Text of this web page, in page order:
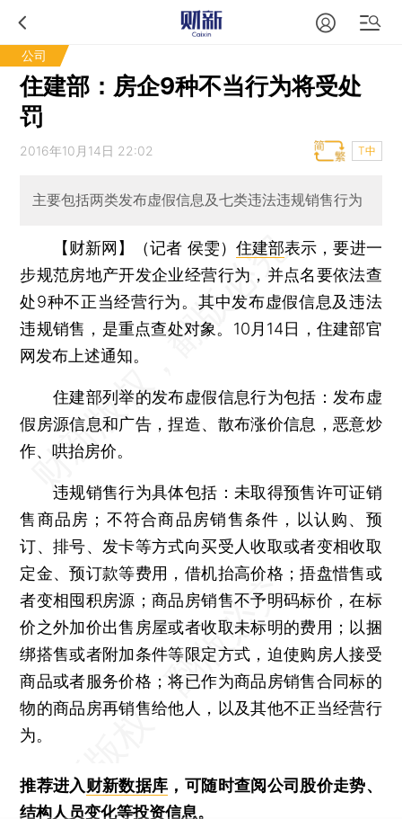
公司
住建部：房企9种不当行为将受处
罚
2016年10月14日 22:02 T中
主要包括两类发布虚假信息及七类违法违规销售行为
【财新网】（记者 侯雯） 住建部表示，要进一
步规范房地产开发企业经营行为，并点名要依法查
处9种不正当经营行为。其中发布虚假信息及违法
违规销售，是重点查处对象。10月14日，住建部官
网发布上述通知。
住建部列举的发布虚假信息行为包括：发布虚
假房源信息和广告，捏造、散布涨价信息，恶意炒
作、哄抬房价。
违规销售行为具体包括：未取得预售许可证销
售商品房；不符合商品房销售条件，以认购、预
订、排号、发卡等方式向买受人收取或者变相收取
定金、预订款等费用，借机抬高价格；捂盘惜售或
者变相囤积房源；商品房销售不予明码标价，在标
价之外加价出售房屋或者收取未标明的费用；以捆
绑搭售或者附加条件等限定方式，迫使购房人接受
商品或者服务价格；将已作为商品房销售合同标的
物的商品房再销售给他人，以及其他不正当经营行
为。
推荐进入财新数据库 ，可随时查阅公司股价走势、
结构人员变化等投资信息。